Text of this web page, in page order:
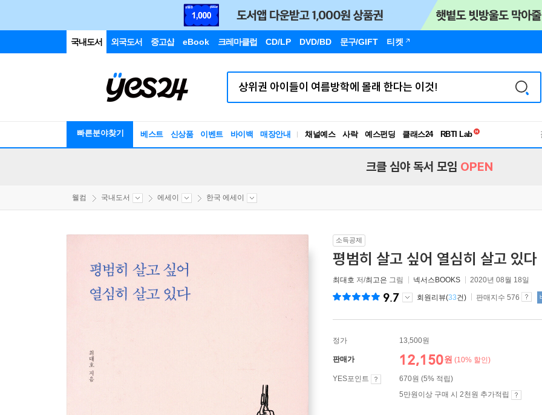
국내도서 외국도서 중고샵 eBook 크레마클럽 CD/LP DVD/BD 문구/GIFT 티켓
빠른분야찾기 베스트 신상품 이벤트 바이백 매장안내 채널예스 사락 예스펀딩 클래스24
독서유형검사
크클 심야 독서 모임 OPEN
웰컴 국내도서 에세이 한국 에세이
소득공제
평범히 살고 싶어 열심히 살고 있
최대호 저/최고은 그림 넥서스BOOKS 2020년 08월 18일
9.7 회원리뷰(33건) 판매지수 576
정가 13,500원
판매가 12,150원 (10% 할인)
YES포인트
670원 (5% 적립)
5만원이상 구매 시 2천원 추가적립